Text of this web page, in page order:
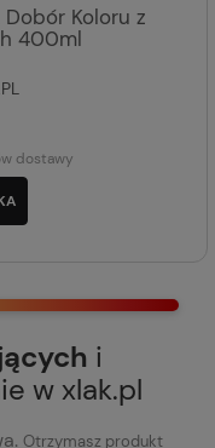
Koloru z
400ml
dostawy
i
w xlak.pl
. Otrzymasz produkt